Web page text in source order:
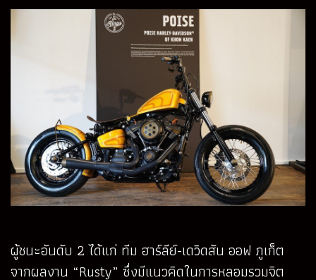
ผู้ชนะอันดับ 2 ได้แก่ ทีม ฮาร์ลีย์-เดวิดสัน ออฟ ภูเก็ต
จากผลงาน “Rusty” ซึ่งมีแนวคิดในการหลอมรวมจิต